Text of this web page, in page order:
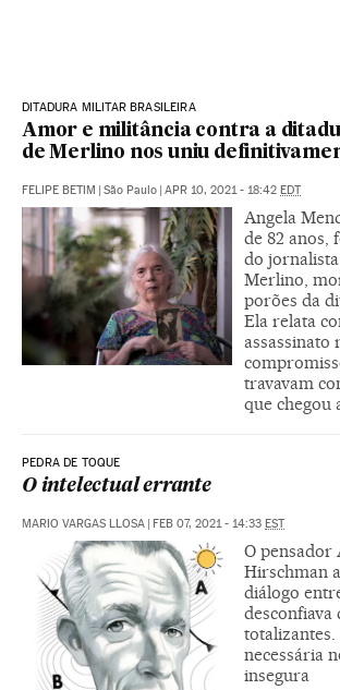
DITADURA MILITAR BRASILEIRA
Amor e militância contra a
de Merlino nos uniu
FELIPE BETIM São Paulo APR 10, 2021 - 18:42 EDT
Angela
de 82 anos,
do
Merlino,
porões da
Ela relata
assassinato
travavam
que chegou
PEDRA DE TOQUE
O intelectual errante
MARIO VARGAS LLOSA FEB 07, 2021 - 14:33 EST
O pensador
Hirschman
diálogo
desconfiava
necessária
insegura